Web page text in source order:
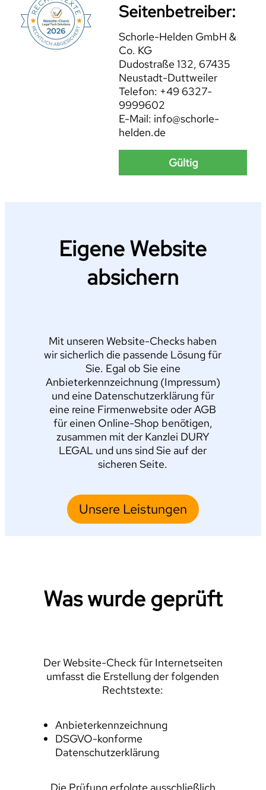
Seitenbetreiber:
Schorle-Helden GmbH &
Co. KG
Dudostraße 132, 67435
Neustadt-Duttweiler
Telefon: +49 6327-
9999602
E-Mail: info@schorle-
helden.de
Gültig
Eigene Website
absichern
Mit unseren Website-Checks haben
wir sicherlich die passende Lösung für
Sie. Egal ob Sie eine
Anbieterkennzeichnung (Impressum)
und eine Datenschutzerklärung für
eine reine Firmenwebsite oder AGB
für einen Online-Shop benötigen,
zusammen mit der Kanzlei DURY
LEGAL und uns sind Sie auf der
sicheren Seite.
Unsere Leistungen
Was wurde geprüft
Der Website-Check für Internetseiten
umfasst die Erstellung der folgenden
Rechtstexte:
Anbieterkennzeichnung
DSGVO-konforme
Datenschutzerklärung